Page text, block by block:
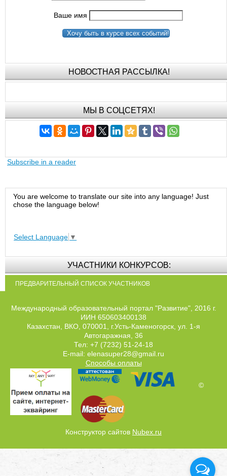
Ваше имя
Хочу быть в курсе всех событий!
НОВОСТНАЯ РАССЫЛКА!
МЫ В СОЦСЕТЯХ!
Subscribe in a reader
You are welcome to translate our site into any language! Just
chose the language below!
Select Language ▼
УЧАСТНИКИ КОНКУРСОВ:
ПРЕДВАРИТЕЛЬНЫЙ СПИСОК УЧАСТНИКОВ
Международный образовательный портал "Развитие", 2016 г.
ИИН 650603400138
Казахстан, ВКО, 070001, г.Усть-Каменогорск, ул. 1-я
Автогаражная, 36
Тел: +7 (7232) 51-24-18
E-mail: elenasuper28@gmail.ru
Способы оплаты
©
Конструктор сайтов Nubex.ru